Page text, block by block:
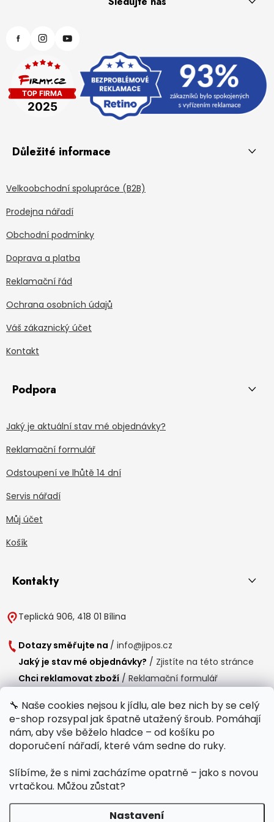
🔧 Naše cookies nejsou k jídlu, ale bez nich by se celý
e-shop rozsypal jak špatně utažený šroub. Pomáhají
nám, aby vše běželo hladce – od košíku po
doporučení nářadí, které vám sedne do ruky.
Slíbíme, že s nimi zacházíme opatrně – jako s novou
vrtačkou. Můžou zůstat?
Nastavení
Důležité informace
Velkoobchodní spolupráce (B2B)
Prodejna nářadí
Obchodní podmínky
Doprava a platba
Reklamační řád
Ochrana osobních údajů
Váš zákaznický účet
Kontakt
Podpora
Jaký je aktuální stav mé objednávky?
Reklamační formulář
Odstoupení ve lhůtě 14 dní
Servis nářadí
Můj účet
Košík
Kontakty
Teplická 906, 418 01 Bílina
Dotazy směřujte na / info@jipos.cz
Jaký je stav mé objednávky? / Zjistíte na této stránce
Chci reklamovat zboží / Reklamační formulář
Provozní doba
Po-Čt / 8:00 - 15:00
Polední přestávka /11:00 - 11:30